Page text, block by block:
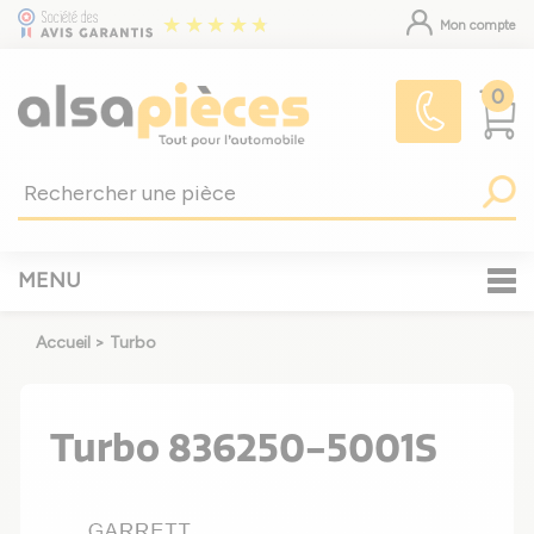
Mon compte
0
MENU
Accueil > Turbo
Turbo 836250-5001S